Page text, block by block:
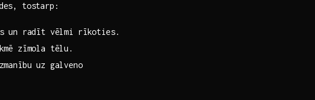
tostarp:
un radīt vēlmi rīkoties.
zīmola tēlu.
uz galveno⁤